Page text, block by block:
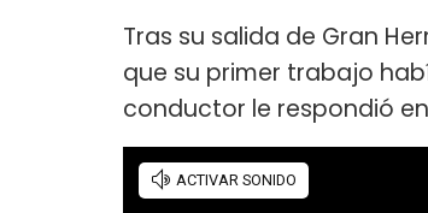
Tras su salida de Gran
que su primer trabajo
conductor le respondió